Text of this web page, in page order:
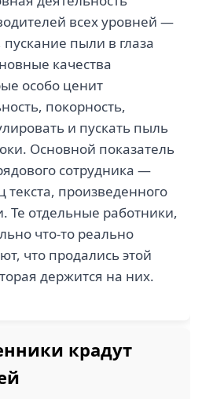
всех уровней —
пыли в глаза
качества
особо ценит
покорность,
и пускать пыль
Основной показатель
сотрудника —
текста, произведенного
Те отдельные работники,
что-то реально
что продались этой
держится на них.
крадут